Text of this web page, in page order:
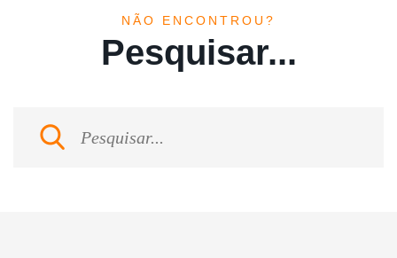
NÃO ENCONTROU?
Pesquisar...